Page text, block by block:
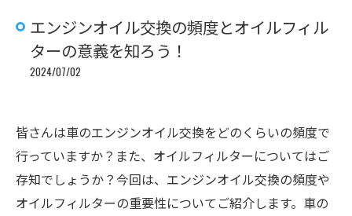
エンジンオイル交換の頻度とオイルフィル
ターの意義を知ろう！
2024/07/02
皆さんは車のエンジンオイル交換をどのくらいの頻度で
行っていますか？また、オイルフィルターについてはご
存知でしょうか？今回は、エンジンオイル交換の頻度や
オイルフィルターの重要性についてご紹介します。車の